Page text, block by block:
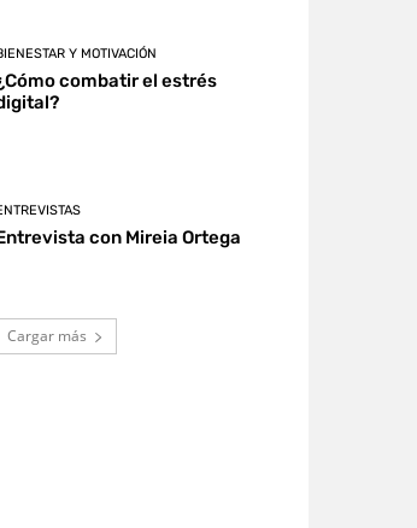
Y MOTIVACIÓN
combatir el estrés
con Mireia Ortega
Cargar más